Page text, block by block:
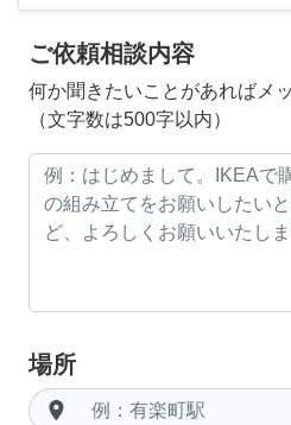
ご依頼相談内容
何か聞きたいことがあればメ
（文字数は500字以内）
場所
room